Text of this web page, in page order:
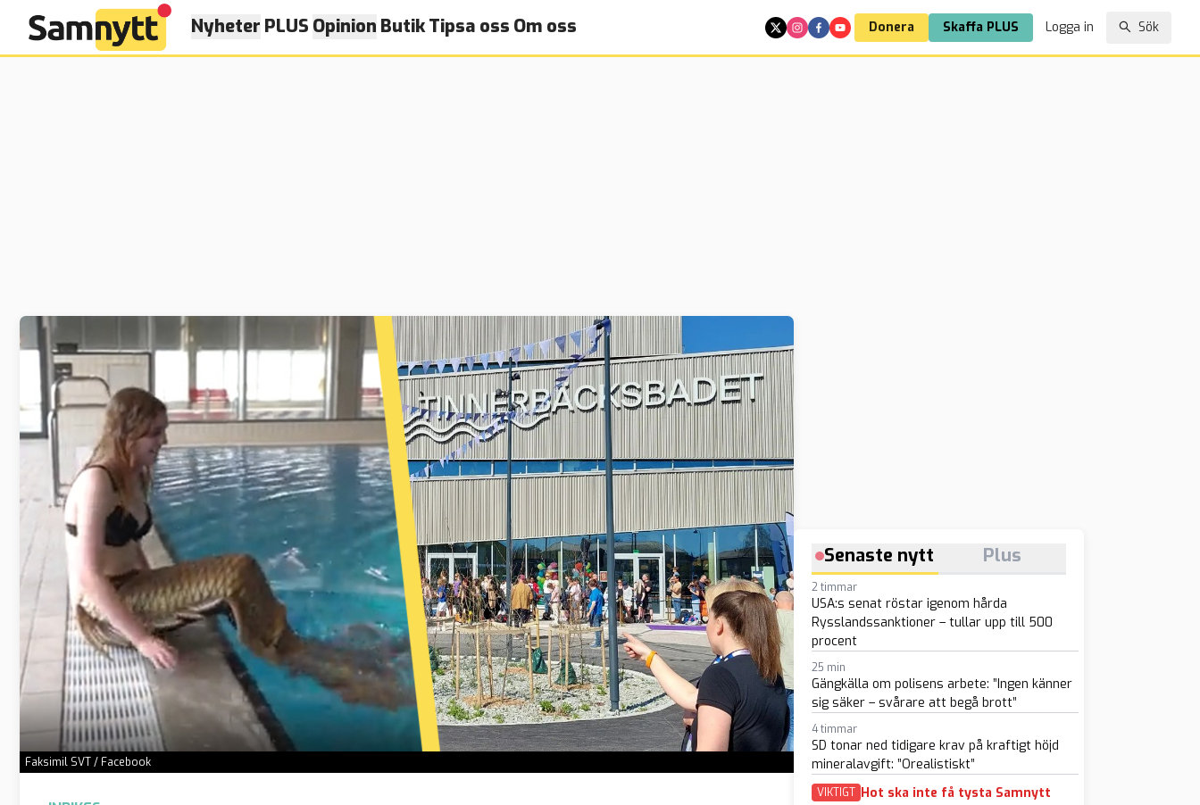
Nyheter PLUS Opinion ButikTipsa oss Om oss Donera Skaffa PLUS Logga in Sök
Faksimil SVT / Facebook
Senaste nytt Plus
2 timmar
USA:s senat röstar igenom hårda
Rysslandssanktioner – tullar upp till 500
procent
25 min
Gängkälla om polisens arbete: ”Ingen känner
sig säker – svårare att begå brott”
4 timmar
SD tonar ned tidigare krav på kraftigt höjd
mineralavgift: ”Orealistiskt”
VIKTIGT Hot ska inte få tysta Samnytt